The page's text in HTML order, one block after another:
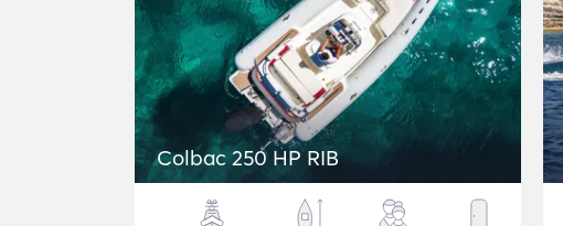
Colbac 250 HP RIB